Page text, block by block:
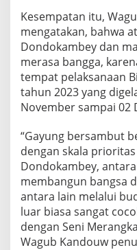
a
2
0
2
3
Kesempatan itu,
mengatakan, bahwa
Dondokambey dan
merasa bangga,
tempat pelaksanaan
tahun 2023 yang
November sampai 02
“Gayung bersambut
dengan skala
Dondokambey,
membangun bangsa
antara lain melalui
luar biasa sangat
dengan Seni
Wagub Kandouw